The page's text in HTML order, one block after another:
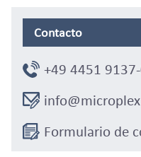
Contacto
+49 4451
Formulario de